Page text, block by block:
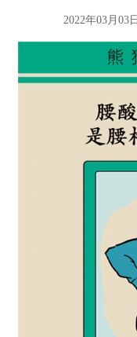
2022年03月03